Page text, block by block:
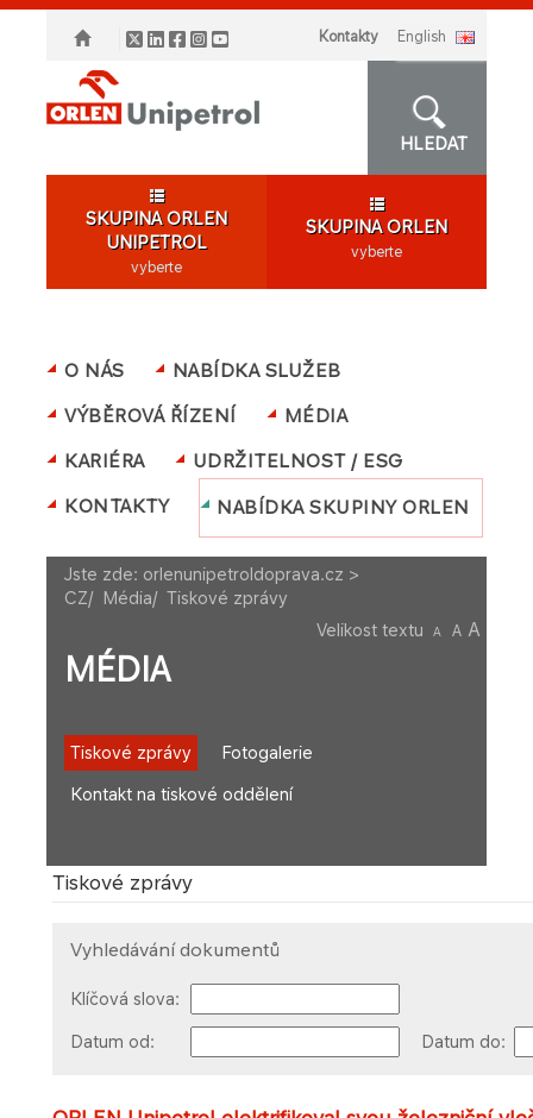
Kontakty english
HLEDAT
SKUPINA ORLEN
UNIPETROL
vyberte
SKUPINA ORLEN
vyberte
O NÁS
NABÍDKA SLUŽEB
VÝBĚROVÁ ŘÍZENÍ
MÉDIA
KARIÉRA
UDRŽITELNOST / ESG
KONTAKTY
NABÍDKA SKUPINY ORLEN
Jste zde: orlenunipetroldoprava.cz >
CZ/ Média/ Tiskové zprávy
Velikost textu
A A A
MÉDIA
Tiskové zprávy Fotogalerie
Kontakt na tiskové oddělení
Tiskové zprávy
Vyhledávání dokumentů
Klíčová slova:
Datum od: Datum do: